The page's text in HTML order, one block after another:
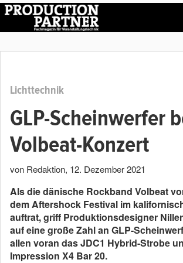
Lichttechnik
GLP-Scheinwerfer
Volbeat-Konzert
von Redaktion, 12. Dezember 2021
Als die dänische Rockband Volbeat
dem Aftershock Festival im
auftrat, griff Produktionsdesigner
auf eine große Zahl an GLP-
allen voran das JDC1 Hybrid-Strobe
Impression X4 Bar 20.